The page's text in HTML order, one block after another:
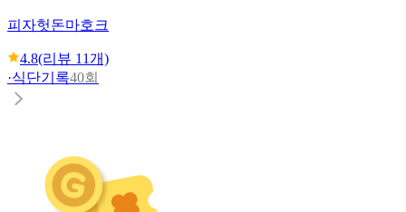
피자헛돈마호크
4.8(리뷰 11개)
·식단기록40회